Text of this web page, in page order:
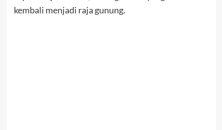
kembali menjadi raja gunung.